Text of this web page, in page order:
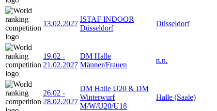
13.02.2027
ISTAF INDOOR
Düsseldorf
Düsseldorf
19.02 -
21.02.2027
DM Halle
Männer/Frauen
n.n.
26.02 -
28.02.2027
DM Halle U20 & DM
Winterwurf
M/W/U20/U18
Halle (Saale)